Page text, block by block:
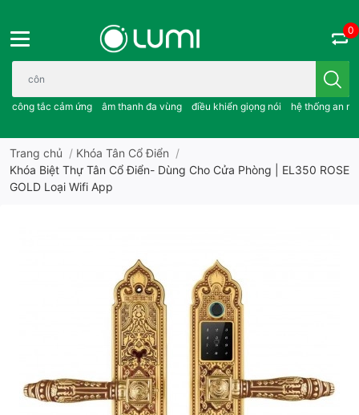
Bạn cần tìm gì..; công tắc cảm ứng..; âm thanh đa vùng ; điều
công tắc cảm ứng âm thanh đa vùng điều khiển giọng nói hệ thống an
0
Trang chủ / Khóa Tân Cổ Điển /
Khóa Biệt Thự Tân Cổ Điển- Dùng Cho Cửa Phòng | EL350 ROSE
GOLD Loại Wifi App